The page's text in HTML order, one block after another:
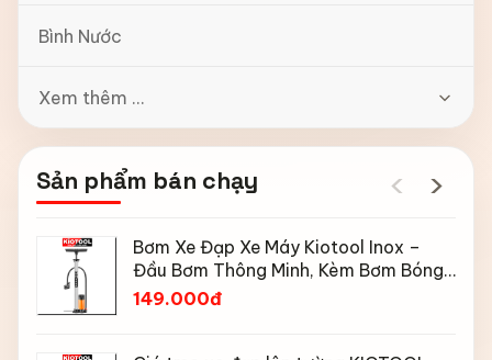
Bình Nước
Xem thêm ...
Sản phẩm bán chạy ‹ ›
Bơm Xe Đạp Xe Máy Kiotool Inox –
Đầu Bơm Thông Minh, Kèm Bơm Bóng,
Đồng Hồ 160 PSI
149.000đ